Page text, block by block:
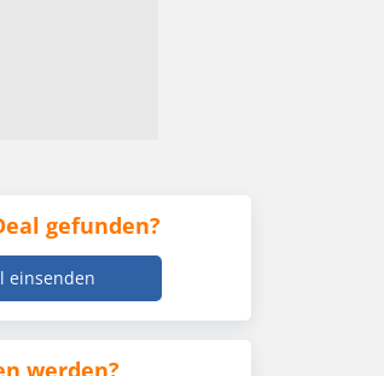
gefunden?
einsenden
werden?